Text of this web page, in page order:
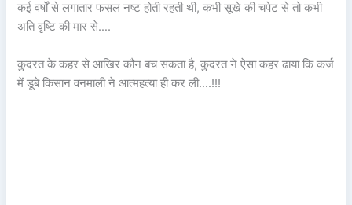
कई वर्षों से लगातार फसल नष्ट होती रहती थी, कभी सूखे की चपेट से तो कभी
अति वृष्टि की मार से….
कुदरत के कहर से आखिर कौन बच सकता है, कुदरत ने ऐसा कहर ढाया कि कर्ज
में डूबे किसान वनमाली ने आत्महत्या ही कर ली….!!!